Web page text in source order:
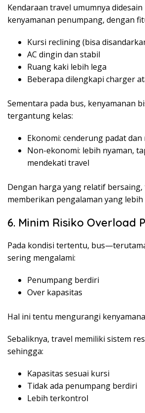
Kendaraan travel umumnya
kenyamanan penumpang, dengan
Kursi reclining (bisa
AC dingin dan stabil
Ruang kaki lebih lega
Beberapa dilengkapi charger
Sementara pada bus, kenyamanan
tergantung kelas:
Ekonomi: cenderung padat
Non-ekonomi: lebih nyaman,
mendekati travel
Dengan harga yang relatif
memberikan pengalaman yang
6. Minim Risiko Overload
Pada kondisi tertentu,
sering mengalami:
Penumpang berdiri
Over kapasitas
Hal ini tentu mengurangi
Sebaliknya, travel memiliki sistem
sehingga:
Kapasitas sesuai kursi
Tidak ada penumpang berdiri
Lebih terkontrol